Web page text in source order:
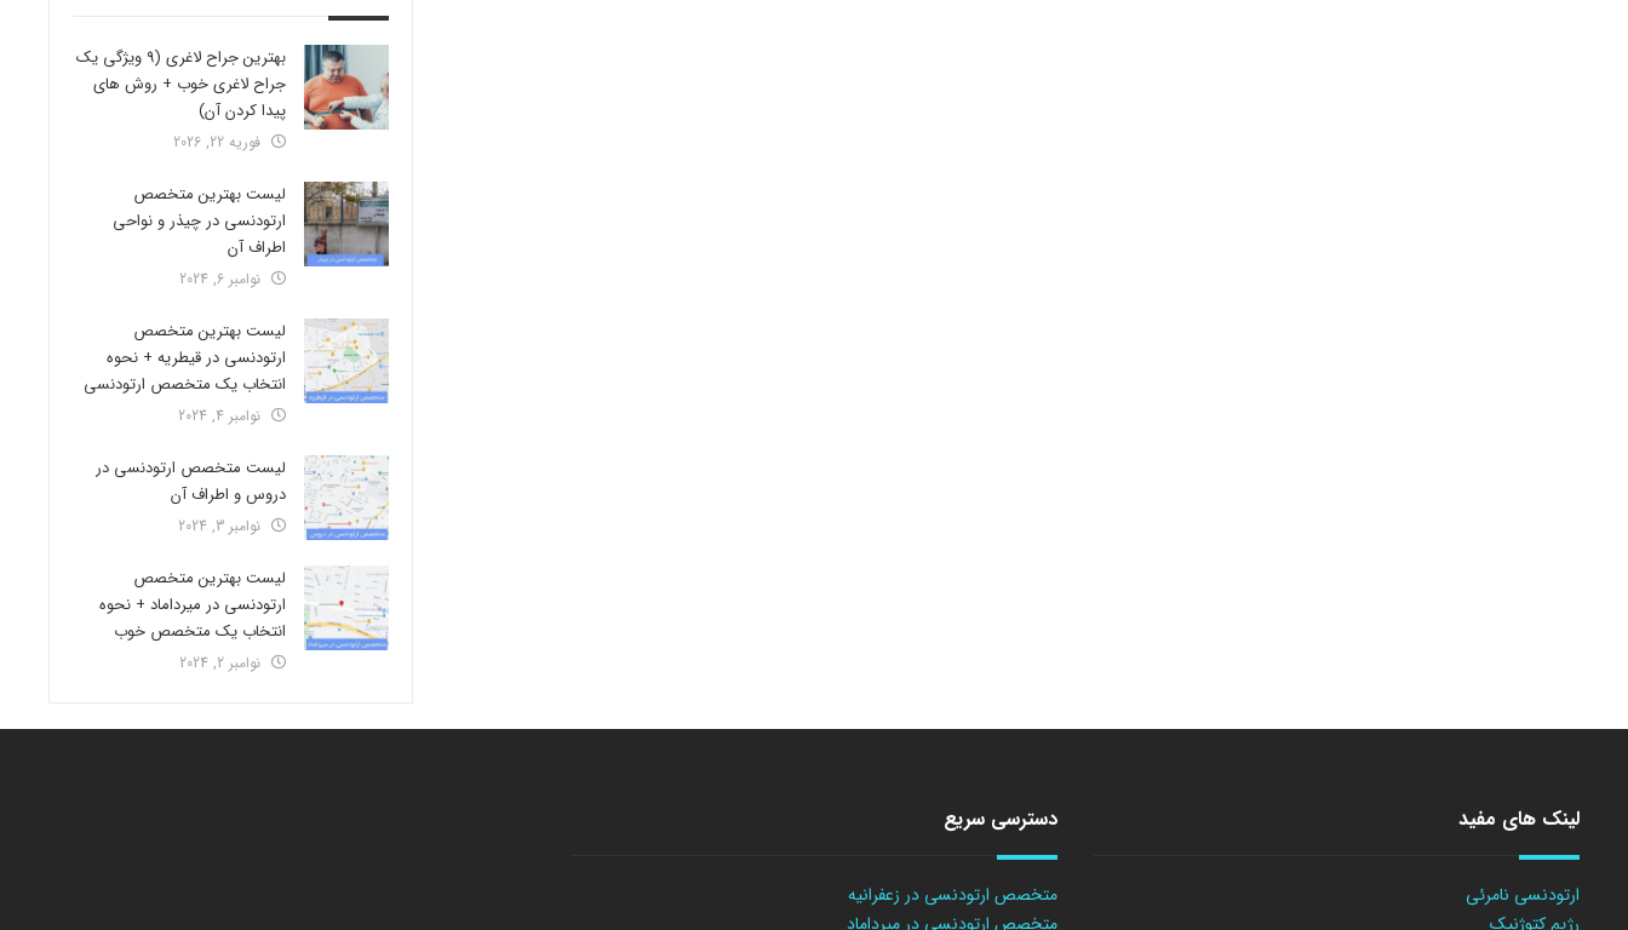
بهترین جراح لاغری (9 ویژگی یک
جراح لاغری خوب + روش های
پیدا کردن آن)
فوریه 22, 2026
لیست بهترین متخصص
ارتودنسی در چیذر و نواحی
اطراف آن
نوامبر 6, 2024
لیست بهترین متخصص
ارتودنسی در قیطریه + نحوه
انتخاب یک متخصص ارتودنسی
نوامبر 4, 2024
لیست متخصص ارتودنسی در
دروس و اطراف آن
نوامبر 3, 2024
لیست بهترین متخصص
ارتودنسی در میرداماد + نحوه
انتخاب یک متخصص خوب
نوامبر 2, 2024
لینک های مفید
ارتودنسی نامرئی
رژیم کتوژنیک
دسترسی سریع
متخصص ارتودنسی در زعفرانیه
متخصص ارتودنسی در میرداماد